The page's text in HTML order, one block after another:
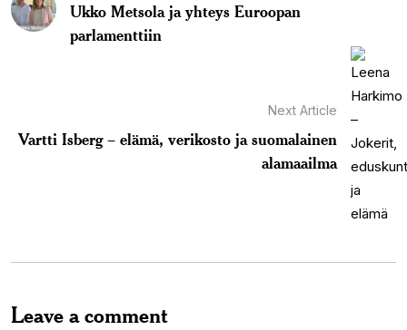
Ukko Metsola ja yhteys Euroopan
parlamenttiin
Next Article
Vartti Isberg – elämä, verikosto ja suomalainen
alamaailma
Leave a comment